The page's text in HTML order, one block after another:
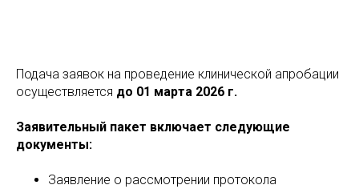
Подача заявок на проведение клинической апробации
осуществляется до 01 марта 2026 г.
Заявительный пакет включает следующие
документы:
Заявление о рассмотрении протокола